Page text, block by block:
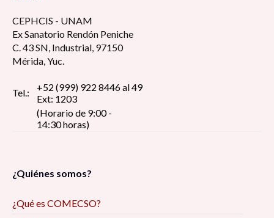
CEPHCIS - UNAM
Ex Sanatorio Rendón Peniche
C. 43 SN, Industrial, 97150
Mérida, Yuc.
Tel.:
+52 (999) 922 8446 al 49
Ext: 1203
(Horario de 9:00 -
14:30 horas)
¿Quiénes somos?
¿Qué es COMECSO?